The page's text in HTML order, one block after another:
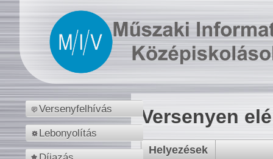
Versenyfelhívás
Lebonyolítás
Versenyen
Helyezések